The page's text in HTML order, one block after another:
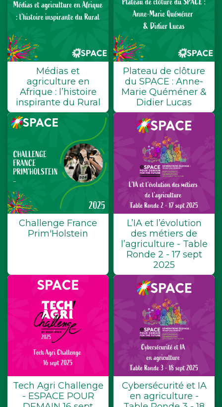
Médias et
agriculture en
Afrique : l’histoire
inspirante du Rural
Plateau de clôture
du SPACE : Anne-
Marie Quéméner &
Didier Lucas
Challenge France
Prim'Holstein
L’IA et l’évolution
des métiers de
l’agriculture - Table
Ronde 2 - 17 sept
2025
Tech Agri Challenge
- ESPACE POUR
Cybersécurité et IA
en agriculture -